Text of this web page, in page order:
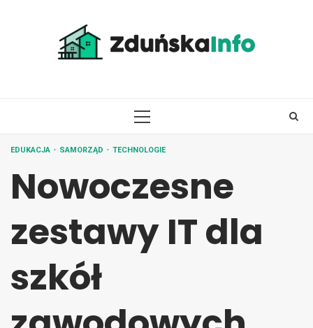
PRIMARY
EDUKACJA SAMORZĄD TECHNOLOGIE
Nowoczesne
zestawy IT dla
szkół